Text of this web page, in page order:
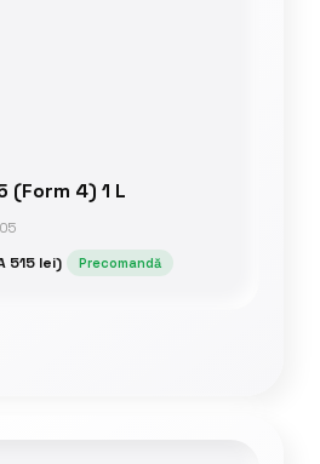
(Form 4) 1 L
515 lei) Precomandă